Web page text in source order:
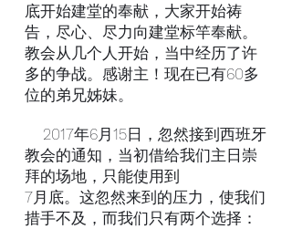
底开始建堂的奉献，大家开始祷
告，尽心、尽力向建堂标竿奉献。
教会从几个人开始，当中经历了许
多的争战。感谢主！现在已有60多
位的弟兄姊妹。
2017年6月15日，忽然接到西班牙
教会的通知，当初借给我们主日崇
拜的场地，只能使用到
7月底。这忽然来到的压力，使我们
措手不及，而我们只有两个选择：